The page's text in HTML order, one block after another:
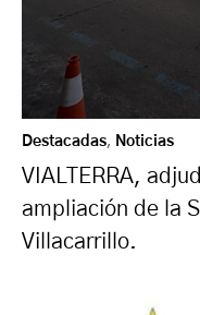
Destacadas, Noticias
VIALTERRA,
ampliación de la
Villacarrillo.